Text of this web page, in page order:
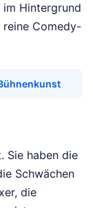
Hintergrund
Comedy-
Sie haben die
Schwächen
die